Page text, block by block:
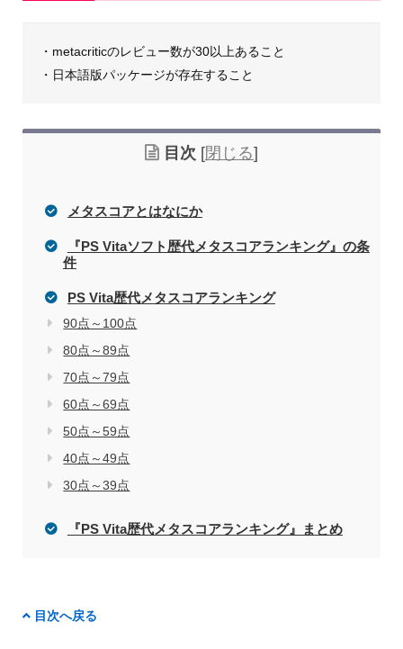
・metacriticのレビュー数が30以上あること
・日本語版パッケージが存在すること
目次 [閉じる]
メタスコアとはなにか
『PS Vitaソフト歴代メタスコアランキング』の条
件
PS Vita歴代メタスコアランキング
90点～100点
80点～89点
70点～79点
60点～69点
50点～59点
40点～49点
30点～39点
『PS Vita歴代メタスコアランキング』まとめ
目次へ戻る